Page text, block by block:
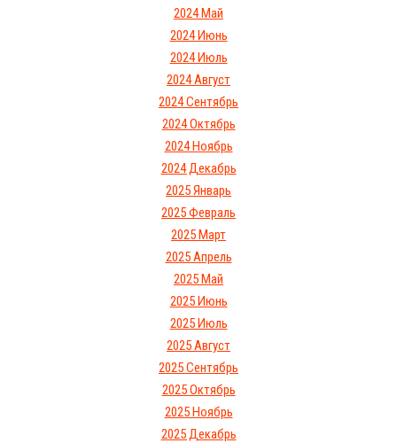
2024 Май
2024 Июнь
2024 Июль
2024 Август
2024 Сентябрь
2024 Октябрь
2024 Ноябрь
2024 Декабрь
2025 Январь
2025 Февраль
2025 Март
2025 Апрель
2025 Май
2025 Июнь
2025 Июль
2025 Август
2025 Сентябрь
2025 Октябрь
2025 Ноябрь
2025 Декабрь